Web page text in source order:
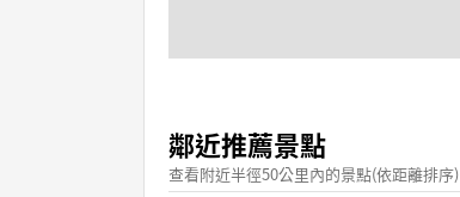
鄰近推薦景點
查看附近半徑50公里內的景點(依距離排序)